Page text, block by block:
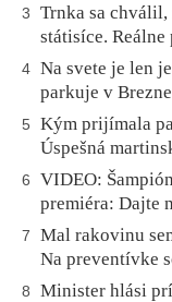
3
Trnka sa
státisíce.
4 Na svete je len
parkuje v Brezne
5
Kým prijímala
Úspešná
6
VIDEO:
premiéra: Dajte
7
Mal rakovinu
Na preventívke
8
Minister hlási